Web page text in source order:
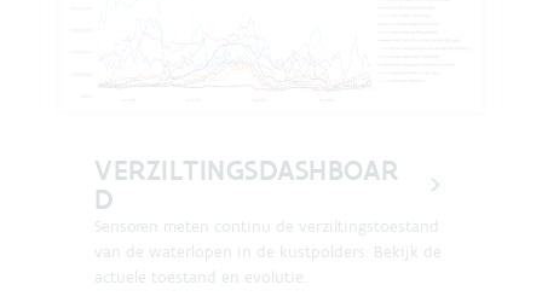
VERZILTINGSDASHBOAR
D
Sensoren meten continu de verziltingstoestand
van de waterlopen in de kustpolders. Bekijk de
actuele toestand en evolutie.